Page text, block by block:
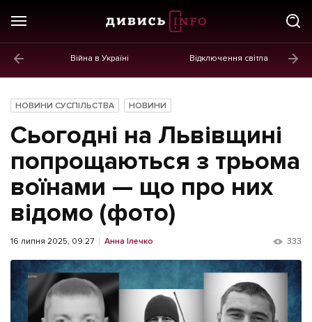
Війна в Україні Відключення світла
Новини
Політика
Економіка
Бізнес
Життя
Культура
Афіша
ІНШЕ
НОВИНИ СУСПІЛЬСТВА НОВИНИ
Сьогодні на Львівщині
попрощаються з трьома
воїнами — що про них
відомо (фото)
16 липня 2025, 09:27 Анна Ілечко 333